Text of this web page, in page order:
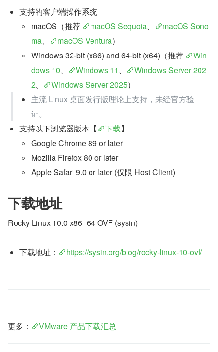
支持的客户端操作系统
macOS（推荐
macOS Sequoia、
macOS Sono
ma、 macOS Ventura）
Windows 32-bit (x86) and 64-bit (x64)（推荐
Win
dows 10、 Windows 11 、
Windows Server 202
2、 Windows Server 2025）
主流 Linux 桌面发行版理论上支持，未经官方验
证。
支持以下浏览器版本【
下载】
Google Chrome 89 or later
Mozilla Firefox 80 or later
Apple Safari 9.0 or later (仅限 Host Client)
下载地址
Rocky Linux 10.0 x86_64 OVF (sysin)
下载地址： https://sysin.org/blog/rocky-linux-10-ovf/
更多： VMware 产品下载汇总